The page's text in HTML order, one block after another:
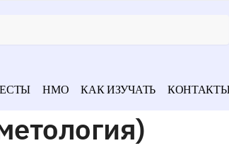
НМО КАК ИЗУЧАТЬ